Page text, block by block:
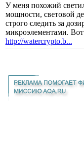
У меня похожий
мощности, световой
строго следить за
микроэлементами.
http://watercrypto.b...